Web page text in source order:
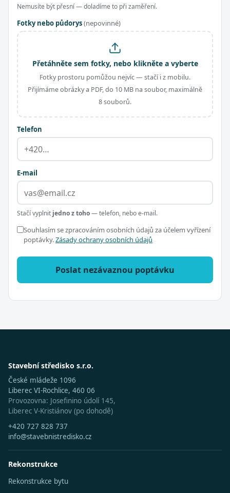
Nemusíte být přesní — doladíme to při zaměření.
Fotky nebo půdorys(nepovinné)
Přetáhněte sem fotky, nebo klikněte a vyberte
Fotky prostoru pomůžou nejvíc — stačí i z mobilu.
Přijímáme obrázky a PDF, do 10 MB na soubor, maximálně
8 souborů.
Telefon
E-mail
Stačí vyplnit jedno z toho— telefon, nebo e-mail.
Souhlasím se zpracováním osobních údajů za účelem vyřízení
poptávky.Zásady ochrany osobních údajů
Poslat nezávaznou poptávku
Stavební středisko s.r.o.
České mládeže 1096
Liberec VI-Rochlice, 460 06
Provozovna: Josefinino údolí 145,
Liberec V-Kristiánov (po dohodě)
+420 727 828 737
info@stavebnistredisko.cz
Rekonstrukce
Rekonstrukce bytu